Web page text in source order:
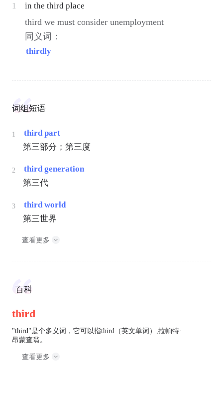
1 in the third place
third we must consider unemployment
同义词：
thirdly
词组短语
1
third part
第三部分；第三度
2
third generation
第三代
3
third world
第三世界
查看更多
百科
third
"third"是个多义词，它可以指third（英文单词）,拉帕特·
昂蒙查翁。
查看更多